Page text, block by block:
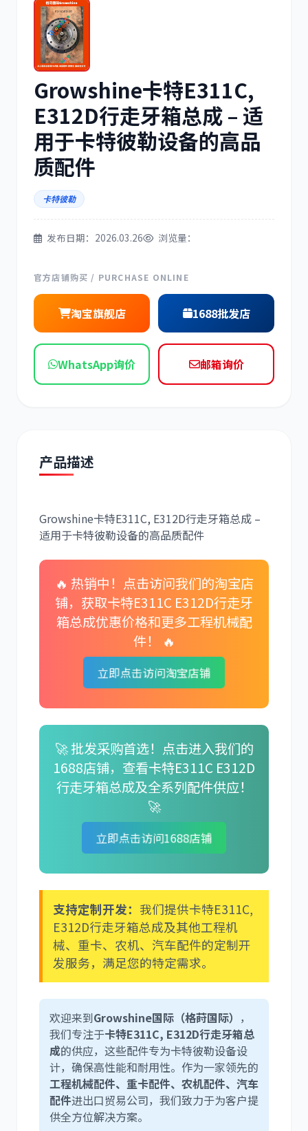
洋马
现代
道依茨 柳工
卡尔玛 杰西博
大宇 丰田
约翰迪尔 徐工
利勃海尔 凯斯
山猫
潍柴 川崎
Growshine卡特E311C,
E312D行走牙箱总成 – 适
用于卡特彼勒设备的高品
质配件
卡特彼勒
发布日期：2026.03.26 浏览量：
官方店铺购买 / PURCHASE ONLINE
淘宝旗舰店 1688批发店
WhatsApp询价 邮箱询价
产品描述
Growshine卡特E311C, E312D行走牙箱总成 –
适用于卡特彼勒设备的高品质配件
🔥 热销中！点击访问我们的淘宝店
铺，获取卡特E311C E312D行走牙
箱总成优惠价格和更多工程机械配
件！ 🔥
立即点击访问淘宝店铺
🚀 批发采购首选！点击进入我们的
1688店铺，查看卡特E311C E312D
行走牙箱总成及全系列配件供应！
🚀
立即点击访问1688店铺
支持定制开发： 我们提供卡特E311C,
E312D行走牙箱总成及其他工程机
械、重卡、农机、汽车配件的定制开
发服务，满足您的特定需求。
欢迎来到Growshine国际（格莳国际） ，
我们专注于卡特E311C, E312D行走牙箱总
成的供应，这些配件专为卡特彼勒设备设
计，确保高性能和耐用性。作为一家领先的
工程机械配件、重卡配件、农机配件、汽车
配件进出口贸易公司，我们致力于为客户提
供全方位解决方案。